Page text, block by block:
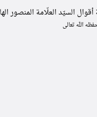
السيّد العلّامة المنصور
اللّه تعالى